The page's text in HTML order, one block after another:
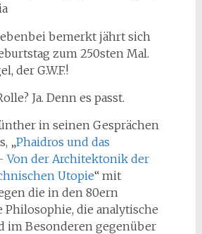
bemerkt jährt sich
zum 250sten Mal.
der G.W.F.!
Ja. Denn es passt.
in seinen Gesprächen
„Phaidros und das
Von der Architektonik der
Utopie“ mit
die in den 80ern
Philosophie, die analytische
im Besonderen gegenüber